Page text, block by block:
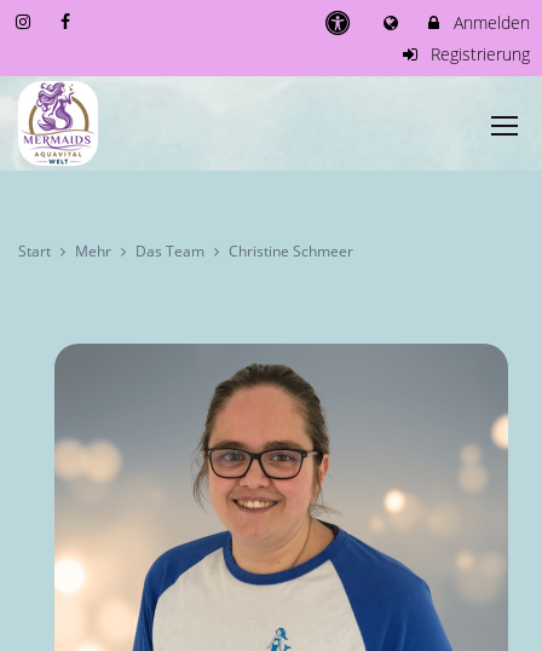
Anmelden
Registrierung
Start Mehr Das Team Christine Schmeer